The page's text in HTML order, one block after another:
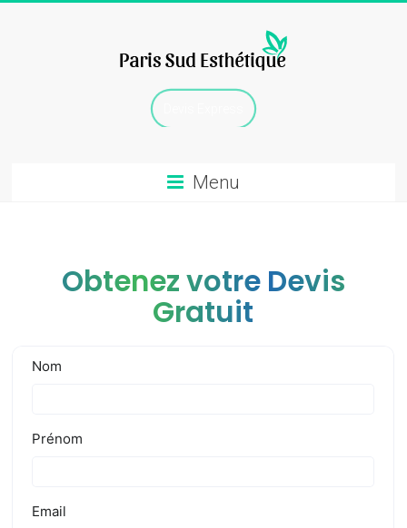
chirurgie
esthetique
Menu
Obtenez votre Devis
Gratuit